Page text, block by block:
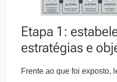
Etapa 1:
estratégias e
Frente ao que foi exposto,